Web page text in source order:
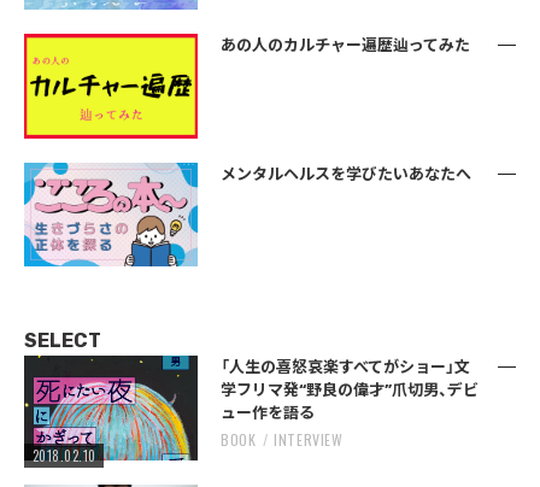
あの人のカルチャー遍歴辿ってみた
メンタルヘルスを学びたいあなたへ
SELECT
2018.02.10
「人生の喜怒哀楽すべてがショー」文
学フリマ発“野良の偉才”爪切男、デビ
ュー作を語る
BOOK INTERVIEW